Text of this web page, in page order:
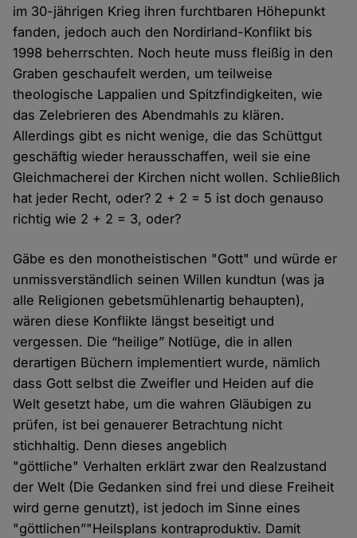
im 30-jährigen Krieg ihren furchtbaren Höhepunkt
fanden, jedoch auch den Nordirland-Konflikt bis
1998 beherrschten. Noch heute muss fleißig in den
Graben geschaufelt werden, um teilweise
theologische Lappalien und Spitzfindigkeiten, wie
das Zelebrieren des Abendmahls zu klären.
Allerdings gibt es nicht wenige, die das Schüttgut
geschäftig wieder herausschaffen, weil sie eine
Gleichmacherei der Kirchen nicht wollen. Schließlich
hat jeder Recht, oder? 2 + 2 = 5 ist doch genauso
richtig wie 2 + 2 = 3, oder?
Gäbe es den monotheistischen "Gott" und würde er
unmissverständlich seinen Willen kundtun (was ja
alle Religionen gebetsmühlenartig behaupten),
wären diese Konflikte längst beseitigt und
vergessen. Die “heilige” Notlüge, die in allen
derartigen Büchern implementiert wurde, nämlich
dass Gott selbst die Zweifler und Heiden auf die
Welt gesetzt habe, um die wahren Gläubigen zu
prüfen, ist bei genauerer Betrachtung nicht
stichhaltig. Denn dieses angeblich
"göttliche" Verhalten erklärt zwar den Realzustand
der Welt (Die Gedanken sind frei und diese Freiheit
wird gerne genutzt), ist jedoch im Sinne eines
"göttlichen”"Heilsplans kontraproduktiv. Damit